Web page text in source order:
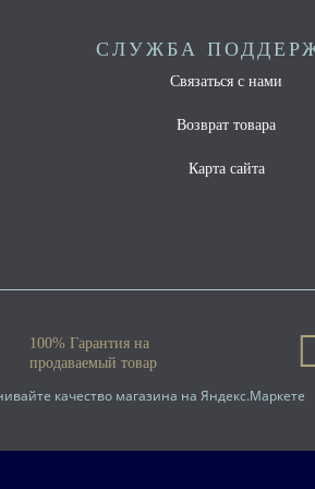
СЛУЖБА
Связаться с нами
Возврат товара
Карта сайта
100% Гарантия на
продаваемый товар